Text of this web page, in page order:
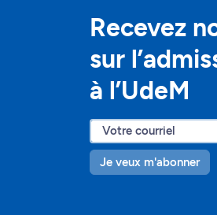
Recevez
sur
à l’UdeM
Je veux m'abonner